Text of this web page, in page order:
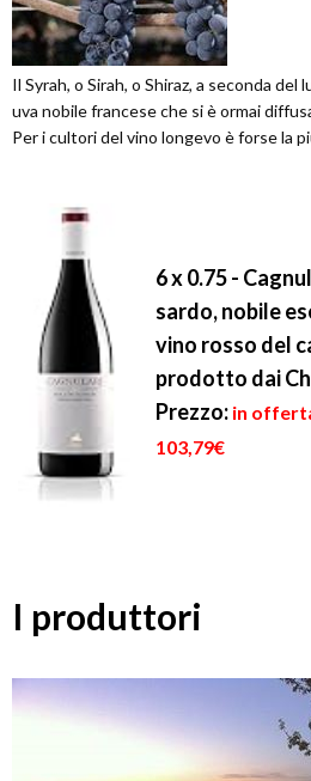
Il Syrah, o Sirah, o Shiraz, a seconda del
uva nobile francese che si è ormai
Per i cultori del vino longevo è forse la
6 x 0.75 -
sardo, nobile
vino rosso del
prodotto dai
Prezzo: in
103,79€
I produttori